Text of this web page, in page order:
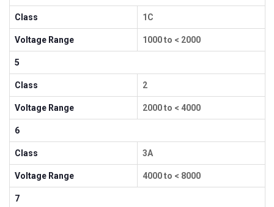
Class 1C
Voltage Range 1000 to < 2000
5
Class 2
Voltage Range 2000 to < 4000
6
Class 3A
Voltage Range 4000 to < 8000
7